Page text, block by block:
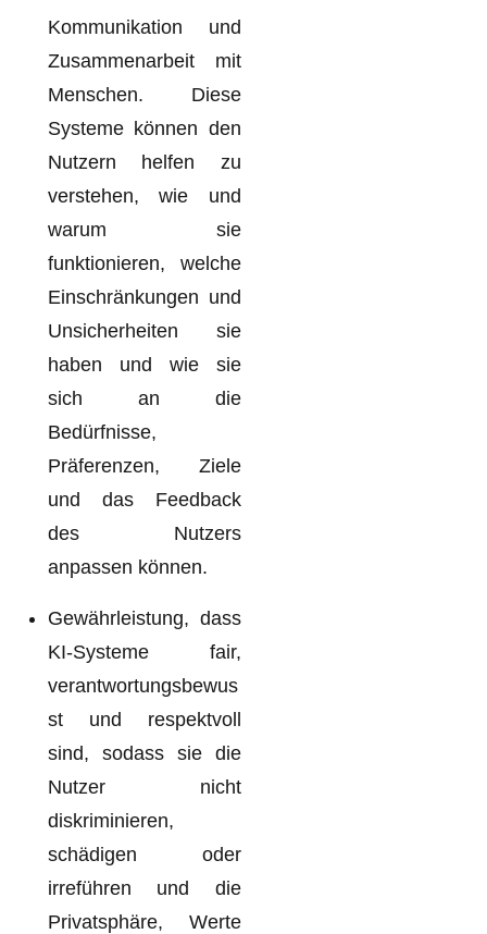
Kommunikation und
Zusammenarbeit mit
Menschen. Diese
Systeme können den
Nutzern helfen zu
verstehen, wie und
warum sie
funktionieren, welche
Einschränkungen und
Unsicherheiten sie
haben und wie sie
sich an die
Bedürfnisse,
Präferenzen, Ziele
und das Feedback
des Nutzers
anpassen können.
Gewährleistung, dass
KI-Systeme fair,
verantwortungsbewus
st und respektvoll
sind, sodass sie die
Nutzer nicht
diskriminieren,
schädigen oder
irreführen und die
Privatsphäre, Werte